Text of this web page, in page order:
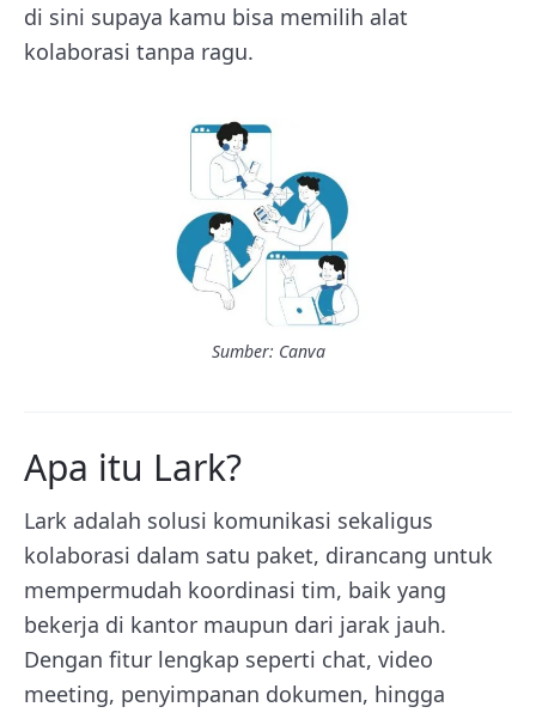
di sini supaya kamu bisa memilih alat
kolaborasi tanpa ragu.
Sumber: Canva
Apa itu Lark?
Lark adalah solusi komunikasi sekaligus
kolaborasi dalam satu paket, dirancang untuk
mempermudah koordinasi tim, baik yang
bekerja di kantor maupun dari jarak jauh.
Dengan fitur lengkap seperti chat, video
meeting, penyimpanan dokumen, hingga